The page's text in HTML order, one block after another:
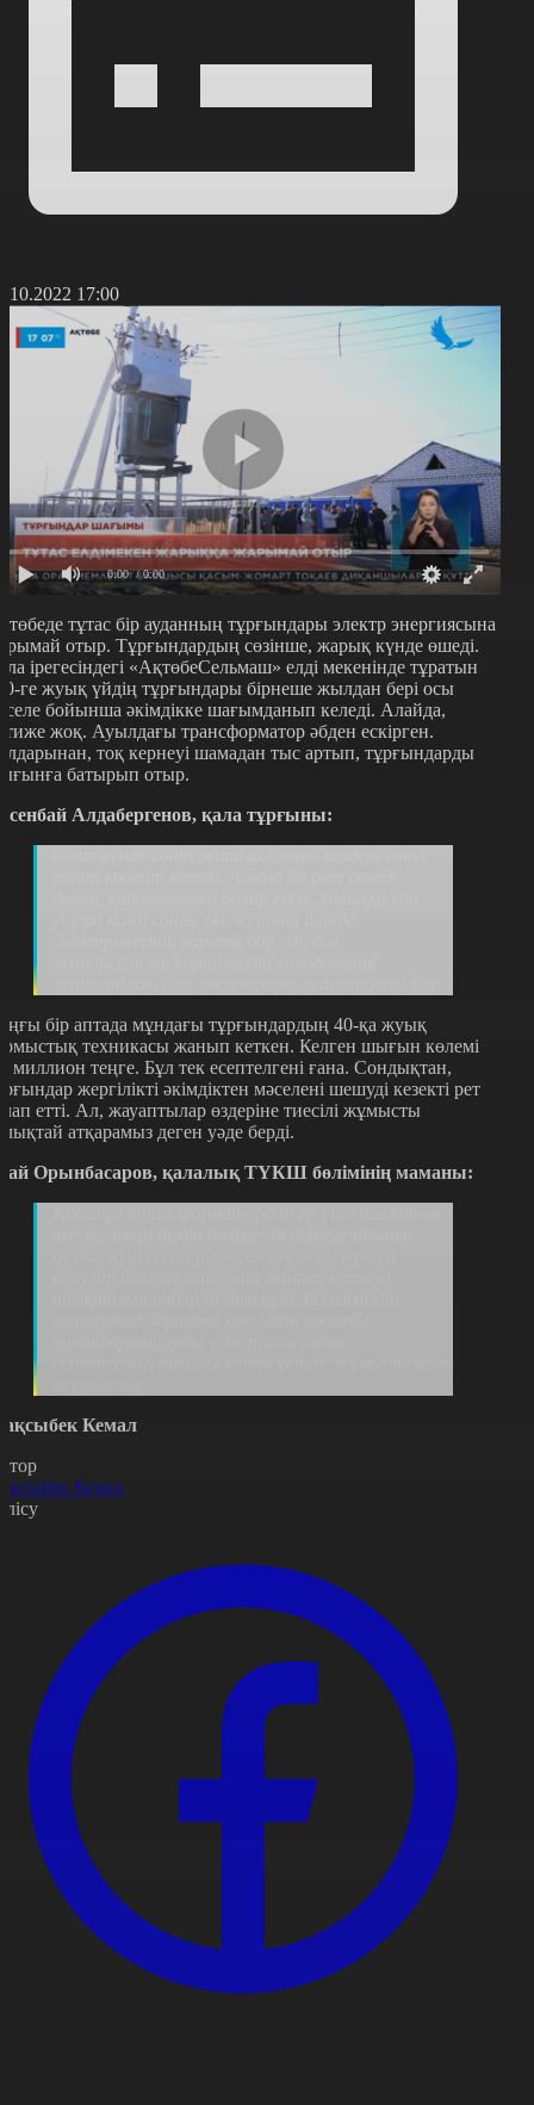
17:00
0:00 / 0:00
тұтас бір ауданның тұрғындары электр энергиясына
отыр. Тұрғындардың сөзінше, жарық күнде өшеді.
ірегесіндегі «АқтөбеСельмаш» елді мекенінде тұратын
ге жуық үйдің тұрғындары бірнеше жылдан бері осы
бойынша әкімдікке шағымданып келеді. Алайда,
жоқ. Ауылдағы трансформатор әбден ескірген.
тоқ кернеуі шамадан тыс артып, тұрғындарды
батырып отыр.
Алдабергенов, қала тұрғыны:
бір аптада мұндағы тұрғындардың 40-қа жуық
техникасы жанып кеткен. Келген шығын көлемі
миллион теңге. Бұл тек есептелгені ғана. Сондықтан,
жергілікті әкімдіктен мәселені шешуді кезекті рет
етті. Ал, жауаптылар өздеріне тиесілі жұмысты
атқарамыз деген уәде берді.
Орынбасаров, қалалық ТҮКШ бөлімінің маманы:
Кемал
Кемал